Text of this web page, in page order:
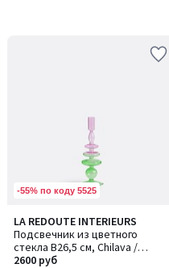
-55% по коду 5525
LA REDOUTE INTERIEURS
Подсвечник из цветного
стекла В26,5 см, Chilava /
Шилава
2600 руб
5
/
5